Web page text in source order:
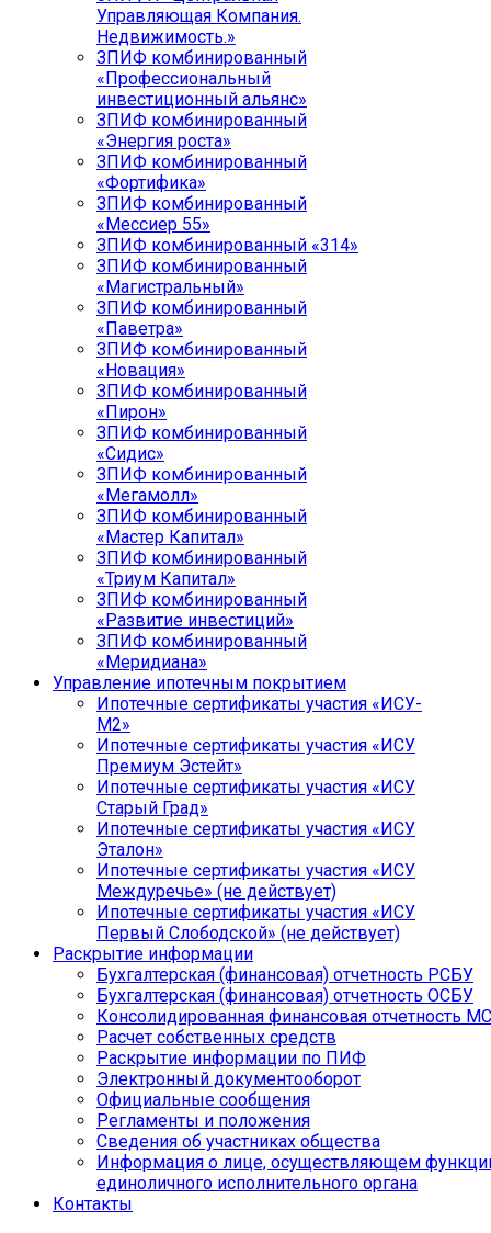
Управляющая Компания.
Недвижимость.»
ЗПИФ комбинированный
«Профессиональный
инвестиционный альянс»
ЗПИФ комбинированный
«Энергия роста»
ЗПИФ комбинированный
«Фортифика»
ЗПИФ комбинированный
«Мессиер 55»
ЗПИФ комбинированный «314»
ЗПИФ комбинированный
«Магистральный»
ЗПИФ комбинированный
«Паветра»
ЗПИФ комбинированный
«Новация»
ЗПИФ комбинированный
«Пирон»
ЗПИФ комбинированный
«Сидис»
ЗПИФ комбинированный
«Мегамолл»
ЗПИФ комбинированный
«Мастер Капитал»
ЗПИФ комбинированный
«Триум Капитал»
ЗПИФ комбинированный
«Развитие инвестиций»
ЗПИФ комбинированный
«Меридиана»
Управление ипотечным покрытием
Ипотечные сертификаты участия «ИСУ-
М2»
Ипотечные сертификаты участия «ИСУ
Премиум Эстейт»
Ипотечные сертификаты участия «ИСУ
Старый Град»
Ипотечные сертификаты участия «ИСУ
Эталон»
Ипотечные сертификаты участия «ИСУ
Междуречье» (не действует)
Ипотечные сертификаты участия «ИСУ
Первый Слободской» (не действует)
Раскрытие информации
Бухгалтерская (финансовая) отчетность РСБУ
Бухгалтерская (финансовая) отчетность ОСБУ
Консолидированная финансовая отчетность
Расчет собственных средств
Раскрытие информации по ПИФ
Электронный документооборот
Официальные сообщения
Регламенты и положения
Сведения об участниках общества
Информация о лице, осуществляющем
единоличного исполнительного органа
Контакты